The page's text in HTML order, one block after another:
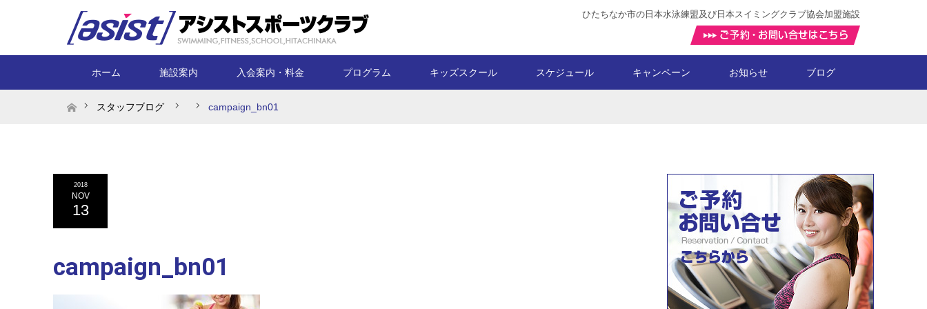
ひたちなか市の日本水泳練盟及び日本スイミングクラブ協会加盟施設
ホーム 施設案内 入会案内・料金 プログラム キッズスクール スケジュール キャンペーン お知らせ ブログ
ホームスタッフブログ campaign_bn01
2018
NOV
13
campaign_bn01